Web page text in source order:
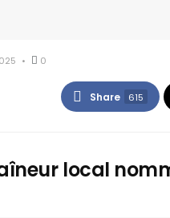
0
Share 615
local